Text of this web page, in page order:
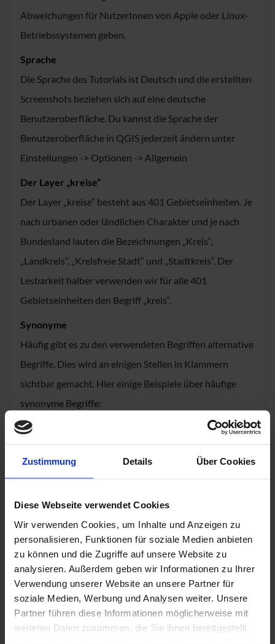
Zustimmung Details Über Cookies
Diese Webseite verwendet Cookies
Wir verwenden Cookies, um Inhalte und Anzeigen zu
personalisieren, Funktionen für soziale Medien anbieten
zu können und die Zugriffe auf unsere Website zu
analysieren. Außerdem geben wir Informationen zu Ihrer
Verwendung unserer Website an unsere Partner für
soziale Medien, Werbung und Analysen weiter. Unsere
Partner führen diese Informationen möglicherweise mit
weiteren Daten zusammen, die Sie ihnen bereitgestellt
Abweichungen für NutzerInnen von Apple oder Linux-
Betriebssystemen geben.
Sprache
Die Sprache des Tutorials ist Deutsch und die erstellten
Screenshots beziehen sich auf eine deutsche
Benutzeroberfläche. Du kannst die Sprache der
Benutzeroberfläche in QGIS jederzeit ändern unter
Einstellungen -> Optionen -> Allgemein
Der Layer „kreise“
Der Layer „kreise“ besteht aus 401 Gebietseinheiten. Je
nach urbanen oder ländlichen Charakter und je nach
Bundesland lauten die Bezeichnungen „Kreis“,
„Landkreis“, „Kreisfreie Stadt“ und „Stadtkreis“. Der
Lesbarkeit halber verwenden wir für alle 401
Gebietseinheiten den Begriff „kreis“.
Synonyme
Häufig gibt es zu den verwendeten Begriffen alternative
Begriffe. Dies wird an einigen Stellen in Klammern
sichtbar gemacht. Hier einige Beispiele über häufige
synonyme Begriffe:
Attribut = Feld = Spalte
Editieren = Digitalisieren = Daten bearbeiten
Attributtabelle = Sachdaten
Einrasten = Fangen = Snapping
Ausschneiden = Clippen
Auswählen = Selektieren
Räumliche Auswahl = Lagebezogene Auswahl = Spatial
Query
Polygon = Fläche